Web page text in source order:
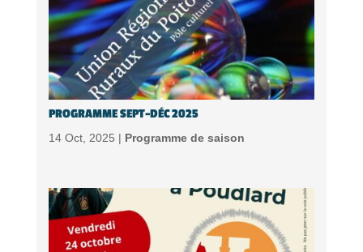
PROGRAMME SEPT-DÉC 2025
14 Oct, 2025 | Programme de saison